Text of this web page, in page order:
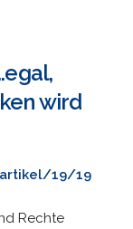
wird
19/19
Rechte